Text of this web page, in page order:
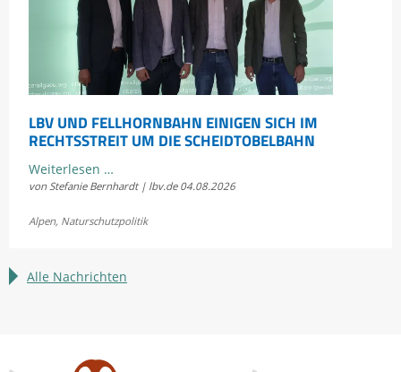
LBV UND FELLHORNBAHN EINIGEN SICH IM
RECHTSSTREIT UM DIE SCHEIDTOBELBAHN
Weiterlesen …LBV
und
einigen
im
Scheidtobelbahn
von Stefanie Bernhardt | lbv.de 04.08.2026
Alpen, Naturschutzpolitik
Alle Nachrichten